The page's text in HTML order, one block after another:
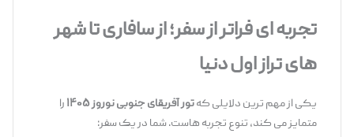
تجربه ‌ای فراتر از سفر؛ از سافاری تا شهر
های تراز اول دنیا
یکی از مهم ‌ترین دلایلی کهتور آفریقای جنوبی نوروز ۱۴۰۵
را
متمایز می ‌کند، تنوع تجربه ‌هاست. شما در یک سفر: